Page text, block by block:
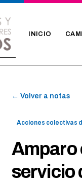
INICIO
← Volver a notas
Acciones colectivas
Amparo
servicio